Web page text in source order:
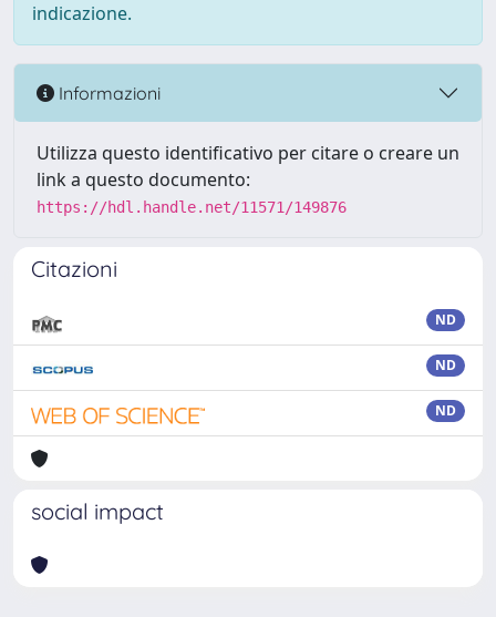
indicazione.
Informazioni
Utilizza questo identificativo per citare o creare un
link a questo documento:
https://hdl.handle.net/11571/149876
Citazioni
ND
ND
ND
social impact